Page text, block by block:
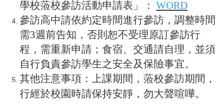
學校蒞校參訪活動申請表」： WORD
參訪高中請依約定時間進行參訪，調整時間
需3週前告知，否則恕不受理原訂參訪行
程，需重新申請；食宿、交通請自理，並須
自行負責參訪學生之安全及保險事宜。
其他注意事項：上課期間，蒞校參訪期間，
行經於校園時請保持安靜，勿大聲喧嘩。